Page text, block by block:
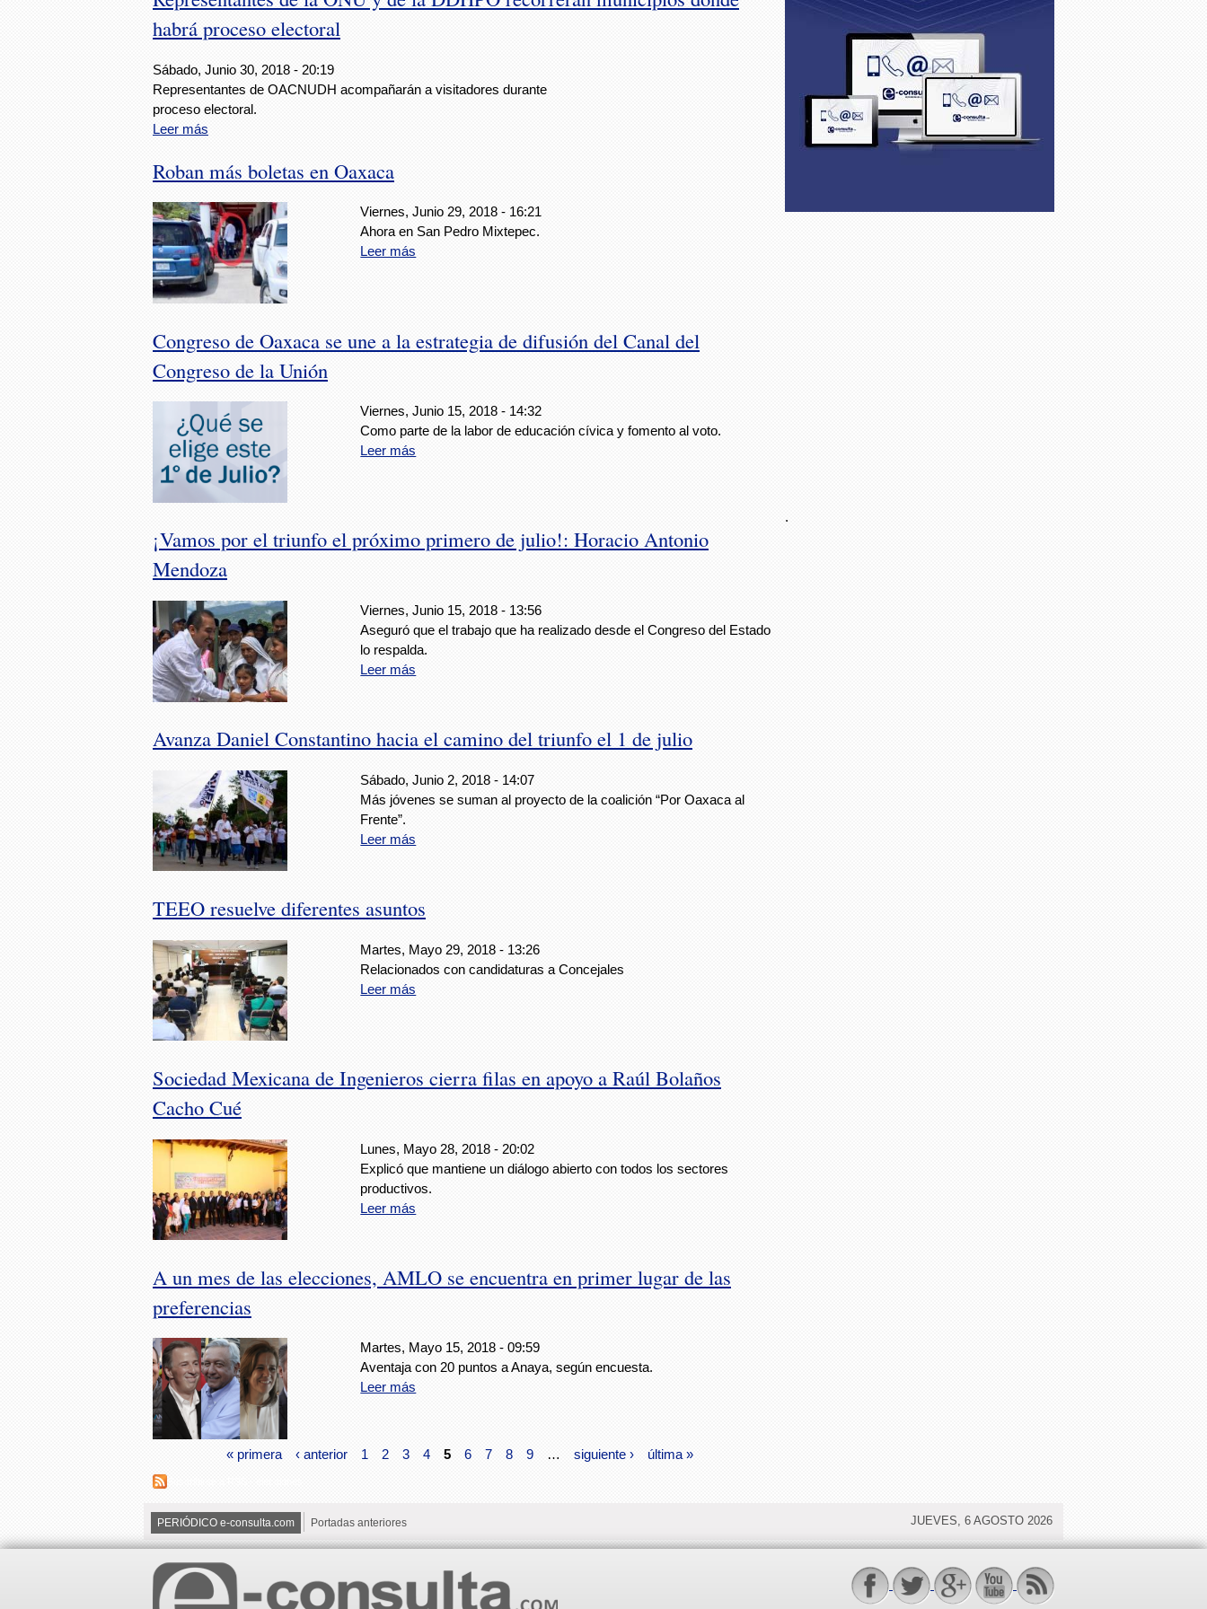
habrá proceso electoral
Sábado, Junio 30, 2018 - 20:19
Representantes de OACNUDH acompañarán a visitadores durante
proceso electoral.
Leer más
Roban más boletas en Oaxaca
Viernes, Junio 29, 2018 - 16:21
Ahora en San Pedro Mixtepec.
Leer más
Congreso de Oaxaca se une a la estrategia de difusión del Canal del
Congreso de la Unión
Viernes, Junio 15, 2018 - 14:32
Como parte de la labor de educación cívica y fomento al voto.
Leer más
¡Vamos por el triunfo el próximo primero de julio!: Horacio Antonio
Mendoza
Viernes, Junio 15, 2018 - 13:56
Aseguró que el trabajo que ha realizado desde el Congreso del Estado
lo respalda.
Leer más
Avanza Daniel Constantino hacia el camino del triunfo el 1 de julio
Sábado, Junio 2, 2018 - 14:07
Más jóvenes se suman al proyecto de la coalición “Por Oaxaca al
Frente”.
Leer más
TEEO resuelve diferentes asuntos
Martes, Mayo 29, 2018 - 13:26
Relacionados con candidaturas a Concejales
Leer más
Sociedad Mexicana de Ingenieros cierra filas en apoyo a Raúl Bolaños
Cacho Cué
Lunes, Mayo 28, 2018 - 20:02
Explicó que mantiene un diálogo abierto con todos los sectores
productivos.
Leer más
A un mes de las elecciones, AMLO se encuentra en primer lugar de las
preferencias
Martes, Mayo 15, 2018 - 09:59
Aventaja con 20 puntos a Anaya, según encuesta.
Leer más
« primera ‹ anterior 1 2 3 4 5 6 7 8 9 … siguiente › última »
.
PERIÓDICO e-consulta.com Portadas anteriores JUEVES, 6 AGOSTO 2026